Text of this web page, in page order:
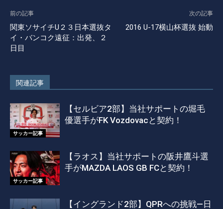
前の記事
関東ソサイチU２３日本選抜タ
イ・バンコク遠征：出発、２
日目
次の記事
2016 U-17横山杯選抜 始動
関連記事
サッカー記事
【セルビア2部】当社サポートの堀毛
優選手がFK Vozdovacと契約！
サッカー記事
【ラオス】当社サポートの阪井鷹斗選
手がMAZDA LAOS GB FCと契約！
【イングランド2部】QPRへの挑戦―日